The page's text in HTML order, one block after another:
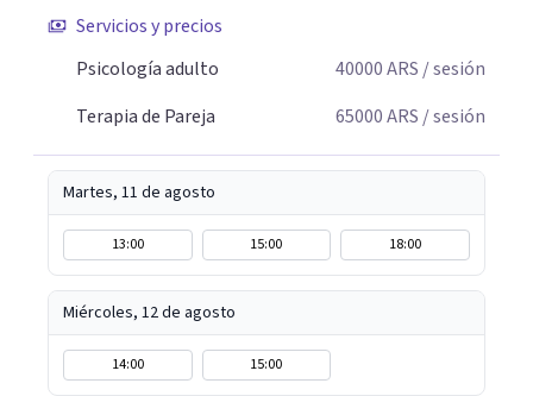
online.Servicios y precios
Psicología adulto
40000ARS / sesión
Terapia de Pareja
65000ARS / sesión
Martes, 11 de agosto
13:00 15:00 18:00
Miércoles, 12 de agosto
14:00 15:00